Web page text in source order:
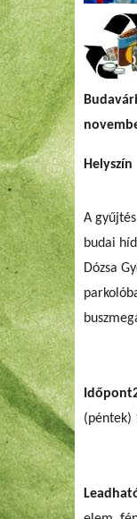
Helyszín
A
budai
Dózsa
Időpont
(péntek)